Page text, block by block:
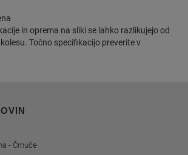
in oprema na sliki se lahko razlikujejo od
Točno specifikacijo preverite v
- Črnuče